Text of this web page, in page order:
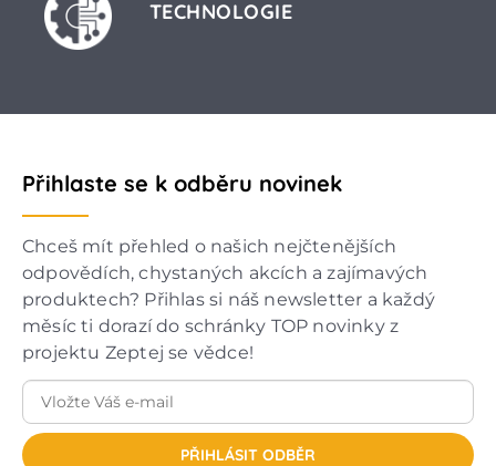
TECHNOLOGIE
Přihlaste se k odběru novinek
Chceš mít přehled o našich nejčtenějších
odpovědích, chystaných akcích a zajímavých
produktech? Přihlas si náš newsletter a každý
měsíc ti dorazí do schránky TOP novinky z
projektu Zeptej se vědce!
PŘIHLÁSIT ODBĚR